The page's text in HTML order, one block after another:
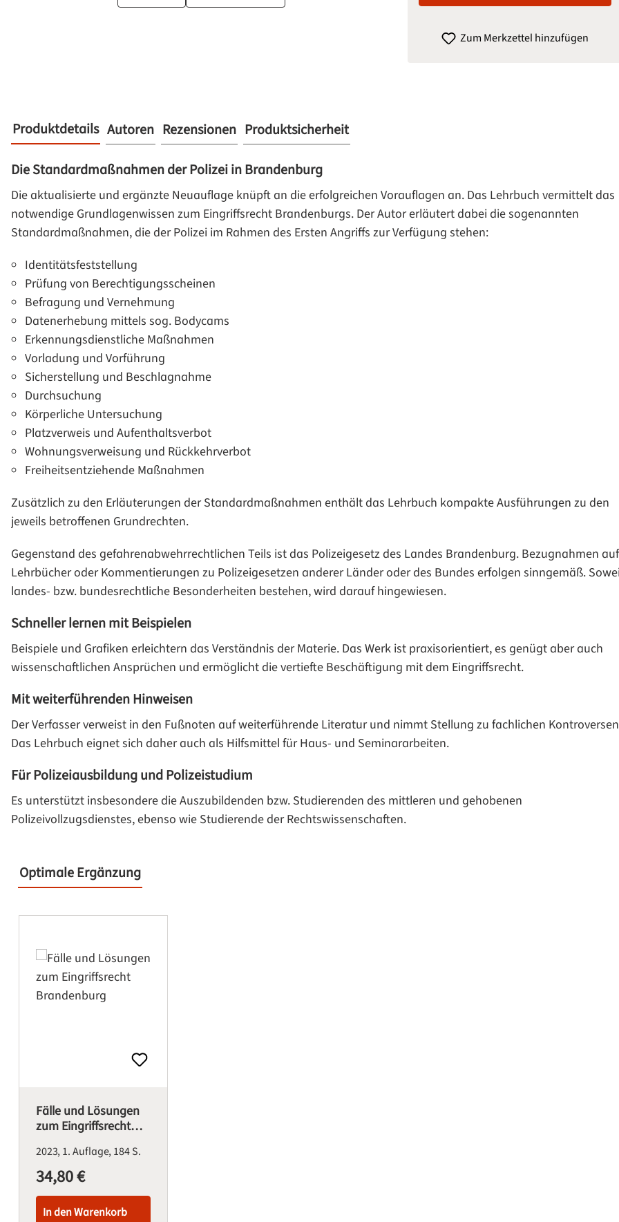
Zum Merkzettel hinzufügen
Produktdetails
Die Standardmaßnahmen der Polizei in Brandenburg
Die aktualisierte und ergänzte Neuauflage knüpft an die erfolgreichen Vorauflagen an. Das Lehrbuch vermittelt das
notwendige Grundlagenwissen zum Eingriffsrecht Brandenburgs. Der Autor erläutert dabei die sogenannten
Standardmaßnahmen, die der Polizei im Rahmen des Ersten Angriffs zur Verfügung stehen:
Identitätsfeststellung
Prüfung von Berechtigungsscheinen
Befragung und Vernehmung
Datenerhebung mittels sog. Bodycams
Erkennungsdienstliche Maßnahmen
Vorladung und Vorführung
Sicherstellung und Beschlagnahme
Durchsuchung
Körperliche Untersuchung
Platzverweis und Aufenthaltsverbot
Wohnungsverweisung und Rückkehrverbot
Freiheitsentziehende Maßnahmen
Zusätzlich zu den Erläuterungen der Standardmaßnahmen enthält das Lehrbuch kompakte Ausführungen zu den
jeweils betroffenen Grundrechten.
Gegenstand des gefahrenabwehrrechtlichen Teils ist das Polizeigesetz des Landes Brandenburg. Bezugnahmen auf
Lehrbücher oder Kommentierungen zu Polizeigesetzen anderer Länder oder des Bundes erfolgen sinngemäß.
landes- bzw. bundesrechtliche Besonderheiten bestehen, wird darauf hingewiesen.
Schneller lernen mit Beispielen
Beispiele und Grafiken erleichtern das Verständnis der Materie. Das Werk ist praxisorientiert, es genügt aber auch
wissenschaftlichen Ansprüchen und ermöglicht die vertiefte Beschäftigung mit dem Eingriffsrecht.
Mit weiterführenden Hinweisen
Der Verfasser verweist in den Fußnoten auf weiterführende Literatur und nimmt Stellung zu fachlichen
Das Lehrbuch eignet sich daher auch als Hilfsmittel für Haus- und Seminararbeiten.
Für Polizeiausbildung und Polizeistudium
Es unterstützt insbesondere die Auszubildenden bzw. Studierenden des mittleren und gehobenen
Polizeivollzugsdienstes, ebenso wie Studierende der Rechtswissenschaften.
Autoren Rezensionen Produktsicherheit
Optimale Ergänzung
Produktgalerie überspringen
Fälle und Lösungen
zum Eingriffsrecht
20231. Auflage184 S.
Regulärer Preis:
34,80 €
In den Warenkorb